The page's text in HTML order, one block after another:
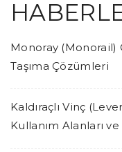
Monoray (Monorail)
Taşıma Çözümleri
Kaldıraçlı Vinç
Kullanım Alanları ve